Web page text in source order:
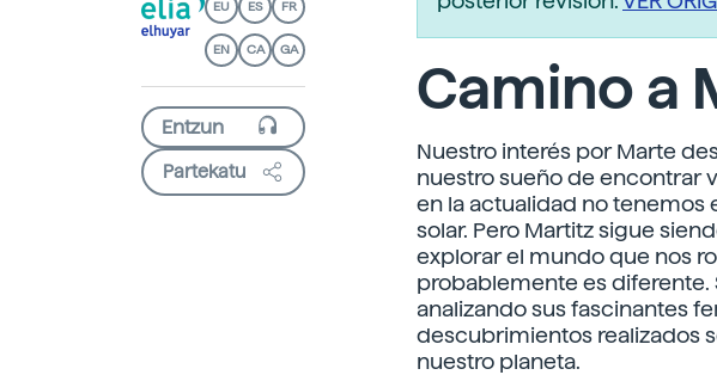
EU ES FR
EN CA GA
Partekatu
Camino a
Nuestro interés por Marte
nuestro sueño de encontrar
en la actualidad no tenemos
solar. Pero Martitz sigue
explorar el mundo que nos
probablemente es
analizando sus fascinantes
descubrimientos realizados
nuestro planeta.